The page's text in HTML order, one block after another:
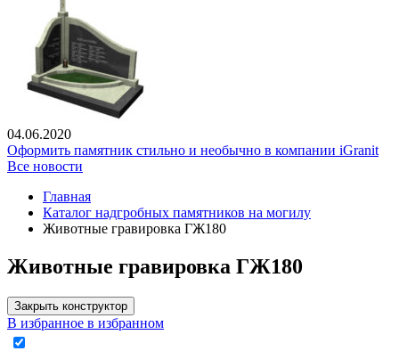
04.06.2020
Оформить памятник стильно и необычно в компании iGranit
Все новости
Главная
Каталог надгробных памятников на могилу
Животные гравировка ГЖ180
Животные гравировка ГЖ180
Закрыть конструктор
В избранное в избранном